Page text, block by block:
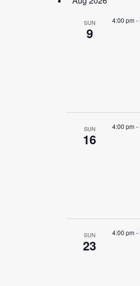
Keyword.
SUN
9
4:00 pm-
SUN
16
4:00 pm-
SUN
23
4:00 pm-